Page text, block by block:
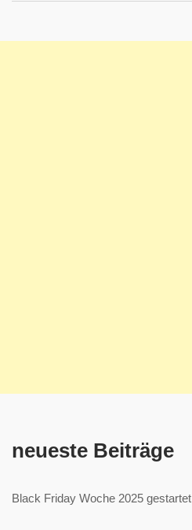
neueste Beiträge
Black Friday Woche 2025 gestartet